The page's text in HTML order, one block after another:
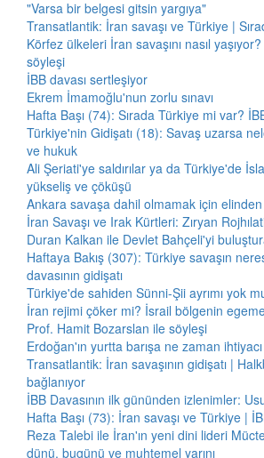
"Varsa bir belgesi gitsin yargıya"
Transatlantik: İran savaşı ve Türkiye |
Körfez ülkeleri İran savaşını nasıl
söyleşi
İBB davası sertleşiyor
Ekrem İmamoğlu'nun zorlu sınavı
Hafta Başı (74): Sırada Türkiye mi var?
Türkiye'nin Gidişatı (18): Savaş uzarsa
ve hukuk
Ali Şeriati'ye saldırılar ya da Türkiye'de
yükseliş ve çöküşü
Ankara savaşa dahil olmamak için
İran Savaşı ve Irak Kürtleri: Zıryan
Duran Kalkan ile Devlet Bahçeli'yi
Haftaya Bakış (307): Türkiye savaşın
davasının gidişatı
Türkiye'de sahiden Sünni-Şii ayrımı yok
İran rejimi çöker mi? İsrail bölgenin
Prof. Hamit Bozarslan ile söyleşi
Erdoğan'ın yurtta barışa ne zaman
Transatlantik: İran savaşının gidişatı |
bağlanıyor
İBB Davasının ilk gününden izlenimler:
Hafta Başı (73): İran savaşı ve Türkiye |
Reza Talebi ile İran'ın yeni dini lideri
dünü, bugünü ve muhtemel yarını